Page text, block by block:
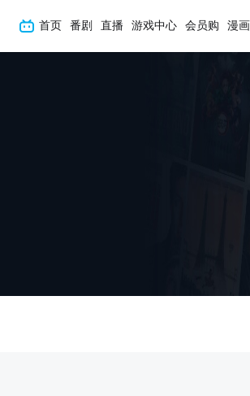
首页 番剧 直播 游戏中心 会员购 漫画